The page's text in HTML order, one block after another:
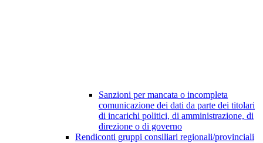
Sanzioni per mancata o incompleta
comunicazione dei dati da parte dei titolari
di incarichi politici, di amministrazione, di
direzione o di governo
Rendiconti gruppi consiliari regionali/provinciali